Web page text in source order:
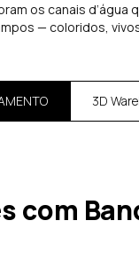
os canais d’água
— coloridos,
3D
com